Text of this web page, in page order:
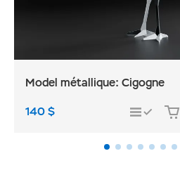
Model métallique: Cigogne
140$ COMPARER